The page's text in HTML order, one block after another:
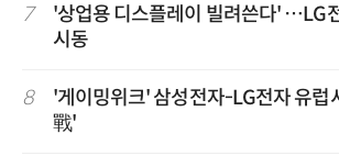
7
'상업용 디스플레이 빌려쓴다' …LG
시동
8
'게이밍위크' 삼성전자-LG전자 유럽
戰'